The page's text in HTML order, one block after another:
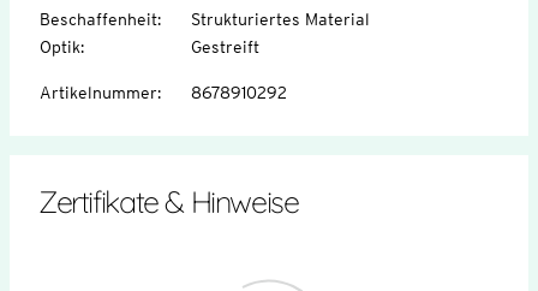
Beschaffenheit:
Strukturiertes Material
Optik: Gestreift
Artikelnummer: 8678910292
Zertifikate & Hinweise